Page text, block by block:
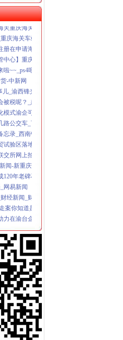
家-房天下问答
重庆海关,过来看..-Οο`坚持的主页
庆海关车站小区怎么走_怎么去重庆海关车站
在申请海关登记吗？-报关员通关指南--育路
心】重庆海关国际快件监管中心电话,重庆
啦~~_ps4吧_百度贴吧
-中新网
_渝西锋光V_新浪博客
税呢？_想在日亚买东西不知道多少会被_
模式渝企可在全国任一海关办手续_凤凰资讯
公交车_百度知道
录_西南铝-中国建材网
试验区落地生效-上游新闻汇聚向上的力量
所网上拍卖-联交所,114.3,互联网,原
闻-新重庆海关信息|
年老碑石成镇馆宝_网易新闻
网易新闻
经新闻_财经_腾讯网
案你知道是哪个项目吗？_新闻中心_赢
在渝台企发展
两高地”建设_房产资讯-重庆房天下
那里去_搜问问
案你知道是哪个项目吗？_新闻中心_赢
帐册通关时间缩至一周-新闻频道-和讯网
联网竞价模式-搜狐IT
会签署合作备忘录
关合作备忘录-中新网
案_中国江苏网
通关合作备忘录-财经频道-金融界
加速器”-搜狐财经
发展_新闻_南海网
“绿通道”——网·重庆视窗—重庆权